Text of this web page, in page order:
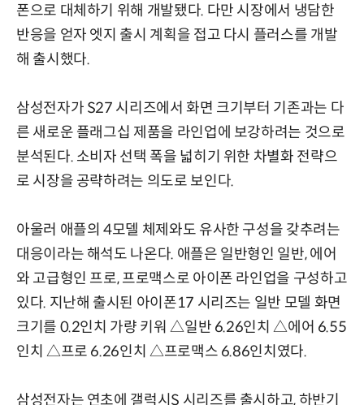
폰으로 대체하기 위해 개발됐다. 다만 시장에서 냉담한
반응을 얻자 엣지 출시 계획을 접고 다시 플러스를 개발
해 출시했다.
삼성전자가 S27 시리즈에서 화면 크기부터 기존과는 다
른 새로운 플래그십 제품을 라인업에 보강하려는 것으로
분석된다. 소비자 선택 폭을 넓히기 위한 차별화 전략으
로 시장을 공략하려는 의도로 보인다.
아울러 애플의 4모델 체제와도 유사한 구성을 갖추려는
대응이라는 해석도 나온다. 애플은 일반형인 일반, 에어
와 고급형인 프로, 프로맥스로 아이폰 라인업을 구성하고
있다. 지난해 출시된 아이폰17 시리즈는 일반 모델 화면
크기를 0.2인치 가량 키워 △일반 6.26인치 △에어 6.55
인치 △프로 6.26인치 △프로맥스 6.86인치였다.
삼성전자는 연초에 갤럭시S 시리즈를 출시하고, 하반기